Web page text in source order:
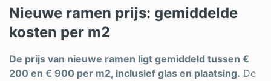
Nieuwe ramen prijs: gemiddelde
kosten per m2
De prijs van nieuwe ramen ligt gemiddeld tussen €
200 en € 900 per m2, inclusief glas en plaatsing. De